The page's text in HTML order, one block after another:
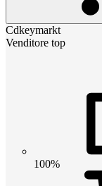
Cdkeymarkt
Venditore top
100%